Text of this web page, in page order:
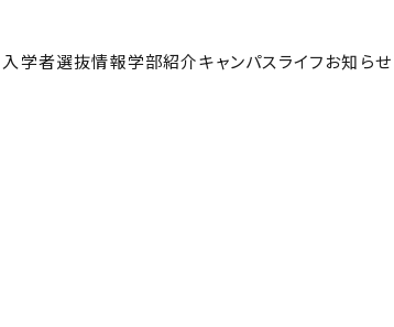
入学者選抜情報学部紹介キャンパスライフお知らせ